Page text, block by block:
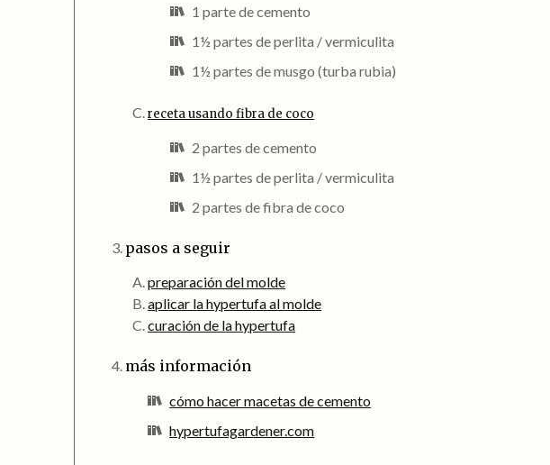
1 parte de cemento
1½ partes de perlita / vermiculita
1½ partes de musgo (turba rubia)
receta usando fibra de coco
2 partes de cemento
1½ partes de perlita / vermiculita
2 partes de fibra de coco
pasos a seguir
preparación del molde
aplicar la hypertufa al molde
curación de la hypertufa
más información
cómo hacer macetas de cemento
hypertufagardener.com